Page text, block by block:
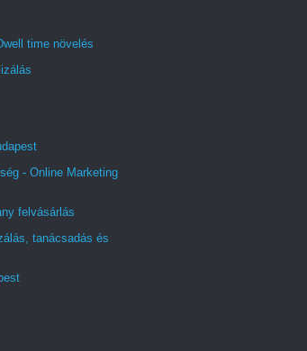
time növelés
- Online Marketing
felvásárlás
tanácsadás és